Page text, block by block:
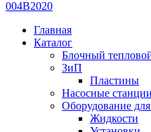
Главная
Каталог
Блочный
ЗиП
Пластины
Насосные станции
Оборудование
Жидкости